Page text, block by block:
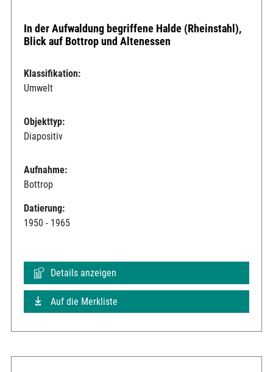
In der Aufwaldung begriffene Halde (Rheinstahl),
Blick auf Bottrop und Altenessen
Klassifikation:
Umwelt
Objekttyp:
Diapositiv
Aufnahme:
Bottrop
Datierung:
1950 - 1965
Details anzeigen
Auf die Merkliste